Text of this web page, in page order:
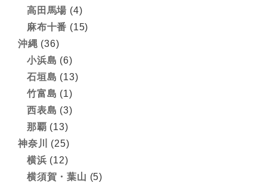
高田馬場 (4)
麻布十番 (15)
沖縄 (36)
小浜島 (6)
石垣島 (13)
竹富島 (1)
西表島 (3)
那覇 (13)
神奈川
(25)
横浜 (12)
横須賀・葉山 (5)